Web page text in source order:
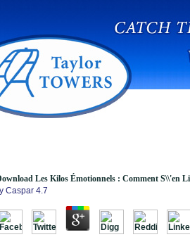
Émotionnels : Comment
Régime Ni Médicaments
Les Kilos Émotionnels : Comment S\\'en
Caspar 4.7